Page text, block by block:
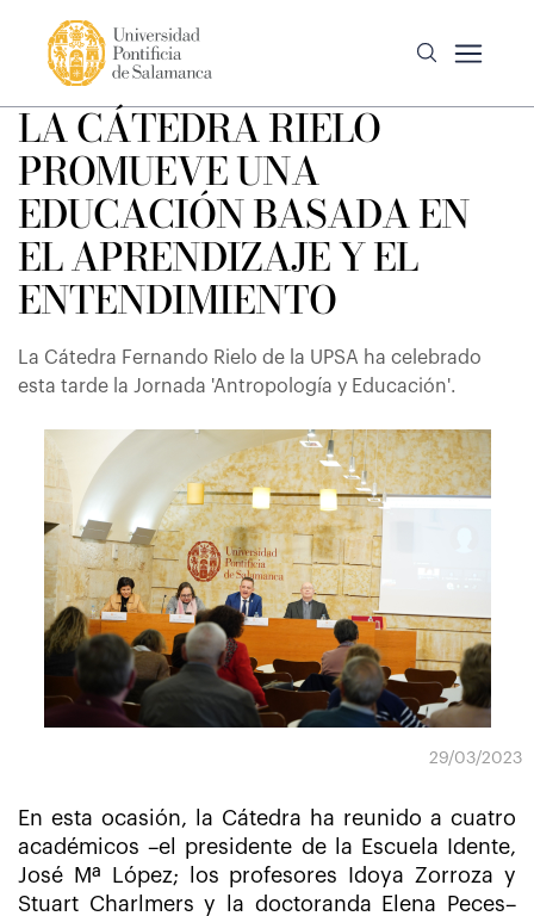
LA CÁTEDRA RIELO
PROMUEVE UNA
EDUCACIÓN BASADA EN
EL APRENDIZAJE Y EL
ENTENDIMIENTO
La Cátedra Fernando Rielo de la UPSA ha celebrado
esta tarde la Jornada 'Antropología y Educación'.
29/03/2023
En esta ocasión, la Cátedra ha reunido a cuatro
académicos –el presidente de la Escuela Idente,
José Mª López; los profesores Idoya Zorroza y
Stuart Charlmers y la doctoranda Elena Peces–